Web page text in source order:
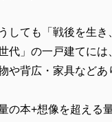
しても「戦後を生き
代」の一戸建てには
や背広・家具などあ
の本+想像を超える